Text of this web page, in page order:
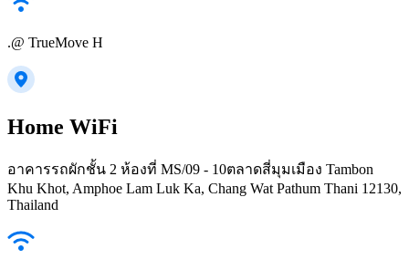
.@ TrueMove H
Home WiFi
อาคารรถผักชั้น 2 ห้องที่ MS/09 - 10ตลาดสี่มุมเมือง Tambon
Khu Khot, Amphoe Lam Luk Ka, Chang Wat Pathum Thani 12130,
Thailand